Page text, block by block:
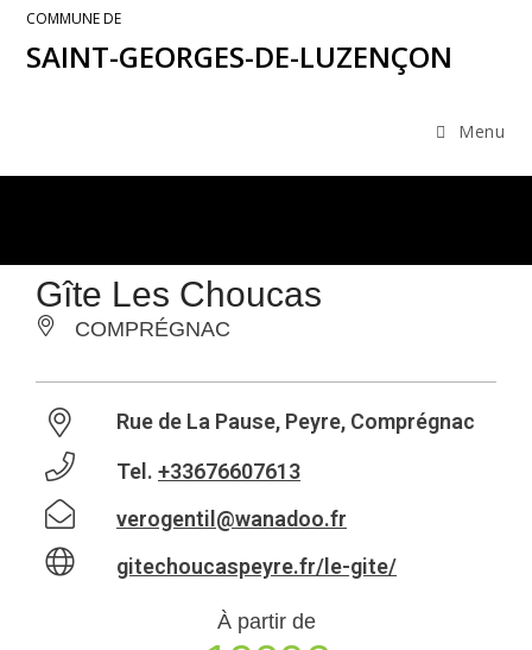
COMMUNE DE
SAINT-GEORGES-DE-LUZENÇON
Menu
Gîte Les Choucas
COMPRÉGNAC
Rue de La Pause, Peyre, Comprégnac
Tel. +33676607613
verogentil@wanadoo.fr
gitechoucaspeyre.fr/le-gite/
À partir de